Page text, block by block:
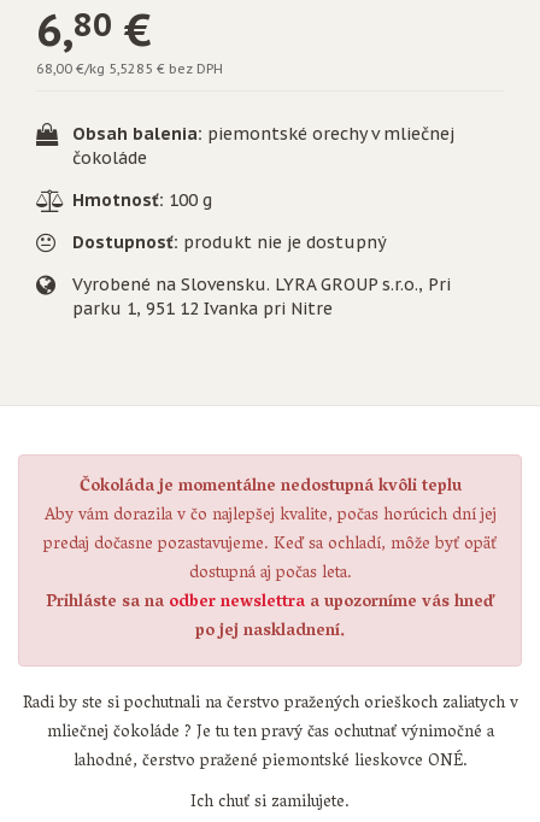
6,80 €
68,00 €/kg 5,5285 € bez DPH
Obsah balenia: piemontské orechy v mliečnej
čokoláde
Hmotnosť: 100 g
Dostupnosť: produkt nie je dostupný
Vyrobené na Slovensku. LYRA GROUP s.r.o., Pri
parku 1, 951 12 Ivanka pri Nitre
Čokoláda je momentálne nedostupná kvôli teplu
Aby vám dorazila v čo najlepšej kvalite, počas horúcich dní jej
predaj dočasne pozastavujeme. Keď sa ochladí, môže byť opäť
dostupná aj počas leta.
Prihláste sa naodber newslettraa upozorníme vás hneď
po jej naskladnení.
Radi by ste si pochutnali na čerstvo pražených orieškoch zaliatych v
mliečnej čokoláde ? Je tu ten pravý čas ochutnať výnimočné a
lahodné, čerstvo pražené piemontské lieskovce ONÉ.
Ich chuť si zamilujete.